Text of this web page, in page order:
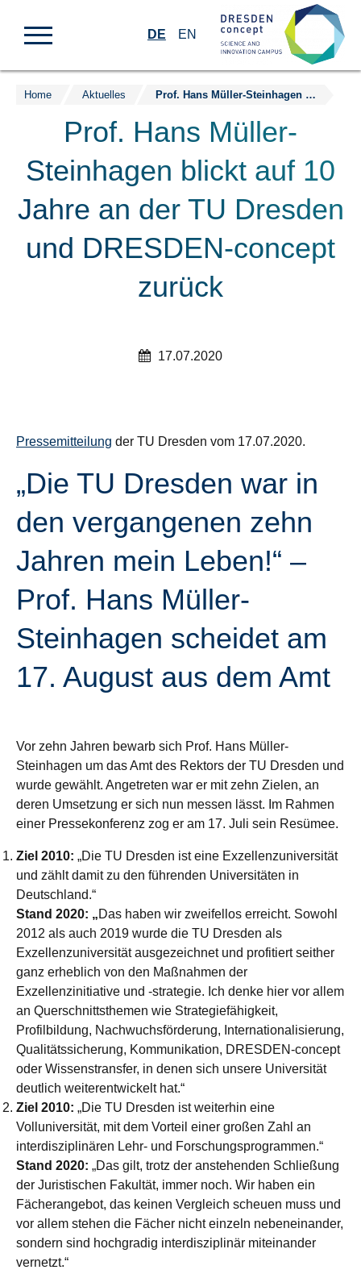
DE EN
Home Aktuelles Prof. Hans Müller-Steinhagen blickt auf 10 Jahre an der TU Dresden und DRESDEN-concept zurück
Prof. Hans Müller-
Steinhagen blickt auf 10
Jahre an der TU Dresden
und DRESDEN-concept
zurück
17.07.2020
Pressemitteilung der TU Dresden vom 17.07.2020.
„Die TU Dresden war in
den vergangenen zehn
Jahren mein Leben!“ –
Prof. Hans Müller-
Steinhagen scheidet am
17. August aus dem Amt
Vor zehn Jahren bewarb sich Prof. Hans Müller-
Steinhagen um das Amt des Rektors der TU Dresden und
wurde gewählt. Angetreten war er mit zehn Zielen, an
deren Umsetzung er sich nun messen lässt. Im Rahmen
einer Pressekonferenz zog er am 17. Juli sein Resümee.
Ziel 2010: „Die TU Dresden ist eine Exzellenzuniversität
und zählt damit zu den führenden Universitäten in
Deutschland.“
Stand 2020: „Das haben wir zweifellos erreicht. Sowohl
2012 als auch 2019 wurde die TU Dresden als
Exzellenzuniversität ausgezeichnet und profitiert seither
ganz erheblich von den Maßnahmen der
Exzellenzinitiative und -strategie. Ich denke hier vor allem
an Querschnittsthemen wie Strategiefähigkeit,
Profilbildung, Nachwuchsförderung, Internationalisierung,
Qualitätssicherung, Kommunikation, DRESDEN-concept
oder Wissenstransfer, in denen sich unsere Universität
deutlich weiterentwickelt hat.“
Ziel 2010: „Die TU Dresden ist weiterhin eine
Volluniversität, mit dem Vorteil einer großen Zahl an
interdisziplinären Lehr- und Forschungsprogrammen.“
Stand 2020: „Das gilt, trotz der anstehenden Schließung
der Juristischen Fakultät, immer noch. Wir haben ein
Fächerangebot, das keinen Vergleich scheuen muss und
vor allem stehen die Fächer nicht einzeln nebeneinander,
sondern sind hochgradig interdisziplinär miteinander
vernetzt.“